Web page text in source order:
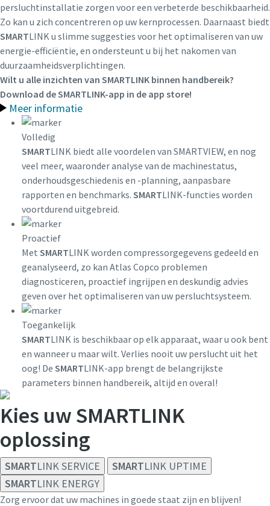
Alles wat u moet weten over uw pneumatische
transportproces
Ontdek hoe u een efficiënter pneumatisch
transportproces kunt creëren.
Ontdek het zelf
persluchtinstallatie zorgen voor een verbeterde beschikbaarheid.
Zo kan u zich concentreren op uw kernprocessen. Daarnaast biedt
SMARTLINK u slimme suggesties voor het optimaliseren van uw
energie-efficiëntie, en ondersteunt u bij het nakomen van
duurzaamheidsverplichtingen.
Wilt u alle inzichten van SMARTLINK binnen handbereik?
Download deSMARTLINK-app in de app store!
Meer informatie
Volledig
SMARTLINK biedt alle voordelen van SMARTVIEW, en nog
veel meer, waaronder analyse van de machinestatus,
onderhoudsgeschiedenis en -planning, aanpasbare
rapporten en benchmarks. SMARTLINK-functies worden
voortdurend uitgebreid.
Proactief
Met SMARTLINK worden compressorgegevens gedeeld en
geanalyseerd, zo kan Atlas Copco problemen
diagnosticeren, proactief ingrijpen en deskundig advies
geven over het optimaliseren van uw persluchtsysteem.
Toegankelijk
SMARTLINK is beschikbaar op elk apparaat, waar u ook bent
en wanneer u maar wilt. Verlies nooit uw perslucht uit het
oog! De SMARTLINK-app brengt de belangrijkste
parameters binnen handbereik, altijd en overal!
Kies uw SMARTLINK
oplossing
SMARTLINK SERVICE SMARTLINK UPTIME
SMARTLINK ENERGY
Zorg ervoor dat uw machines in goede staat zijn en blijven!